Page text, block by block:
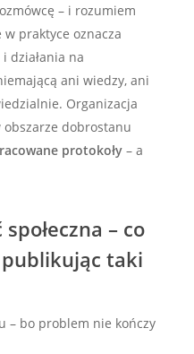
– i rozumiem
w praktyce oznacza
działania na
ani wiedzy, ani
Organizacja
obszarze dobrostanu
protokoły – a
– co
publikując taki
– bo problem nie kończy